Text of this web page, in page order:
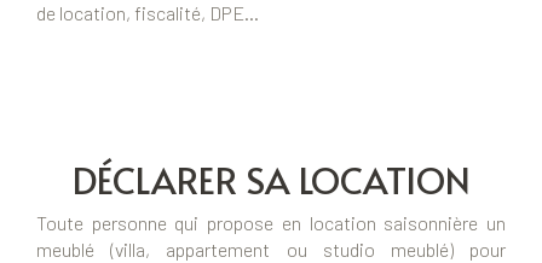
de location, fiscalité, DPE…
DÉCLARER SA LOCATION
Toute personne qui propose en location saisonnière un
meublé (villa, appartement ou studio meublé) pour